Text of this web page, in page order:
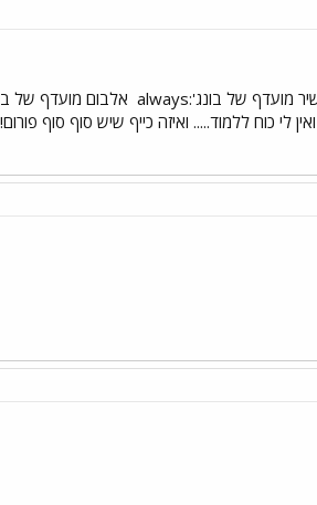
אלבום מועדף של
לי כוח ללמוד..... ואיזה כייף שיש סוף סוף